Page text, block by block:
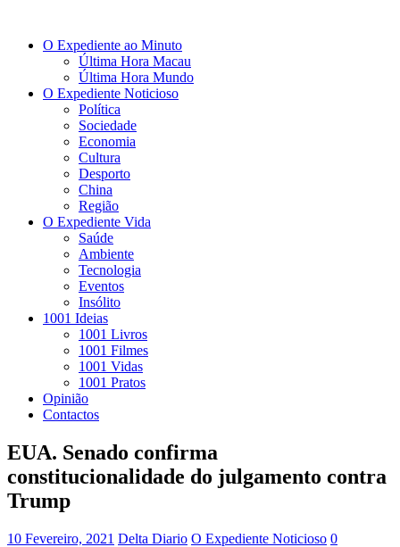
O Expediente ao Minuto
Última Hora Macau
Última Hora Mundo
O Expediente Noticioso
Política
Sociedade
Economia
Cultura
Desporto
China
Região
O Expediente Vida
Saúde
Ambiente
Tecnologia
Eventos
Insólito
1001 Ideias
1001 Livros
1001 Filmes
1001 Vidas
1001 Pratos
Opinião
Contactos
EUA. Senado confirma
constitucionalidade do julgamento contra
Trump
10 Fevereiro, 2021 Delta Diario O Expediente Noticioso 0